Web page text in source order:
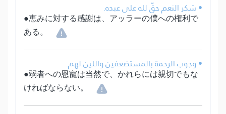
• شكر النعم حقّ لله على عبده.
●恵みに対する感謝は、アッラーの僕への権利で
ある。
• وجوب الرحمة بالمستضعفين واللين لهم.
●弱者への恩寵は当然で、かれらには親切でもな
ければならない。